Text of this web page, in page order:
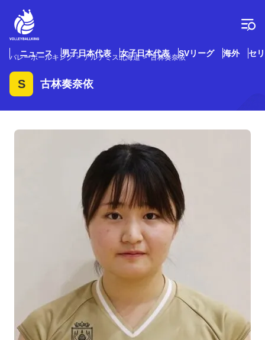
プ
ニュース 男子日本代表 女子日本代表 SVリーグ 海外 セ
バレーボールキング アルテミス北海道 古林奏奈依
S 古林奏奈依